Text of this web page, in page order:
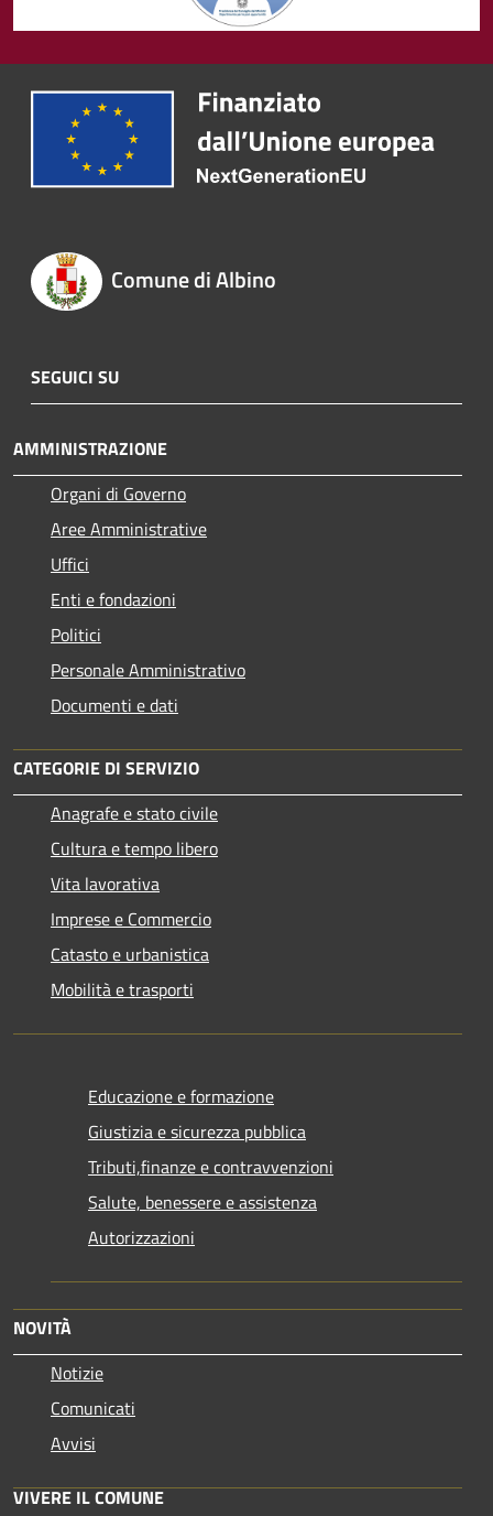
Comune di Albino
SEGUICI SU
AMMINISTRAZIONE
Organi di Governo
Aree Amministrative
Uffici
Enti e fondazioni
Politici
Personale Amministrativo
Documenti e dati
CATEGORIE DI SERVIZIO
Anagrafe e stato civile
Cultura e tempo libero
Vita lavorativa
Imprese e Commercio
Catasto e urbanistica
Mobilità e trasporti
Educazione e formazione
Giustizia e sicurezza pubblica
Tributi,finanze e contravvenzioni
Salute, benessere e assistenza
Autorizzazioni
NOVITÀ
Notizie
Comunicati
Avvisi
VIVERE IL COMUNE